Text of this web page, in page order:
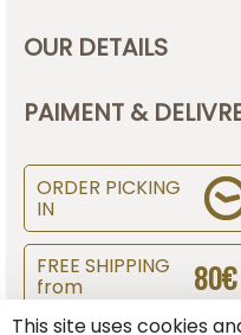
OUR DETAILS
PAIMENT &
ORDER PICKING
IN
FREE SHIPPING
from 80€
This site uses cookies